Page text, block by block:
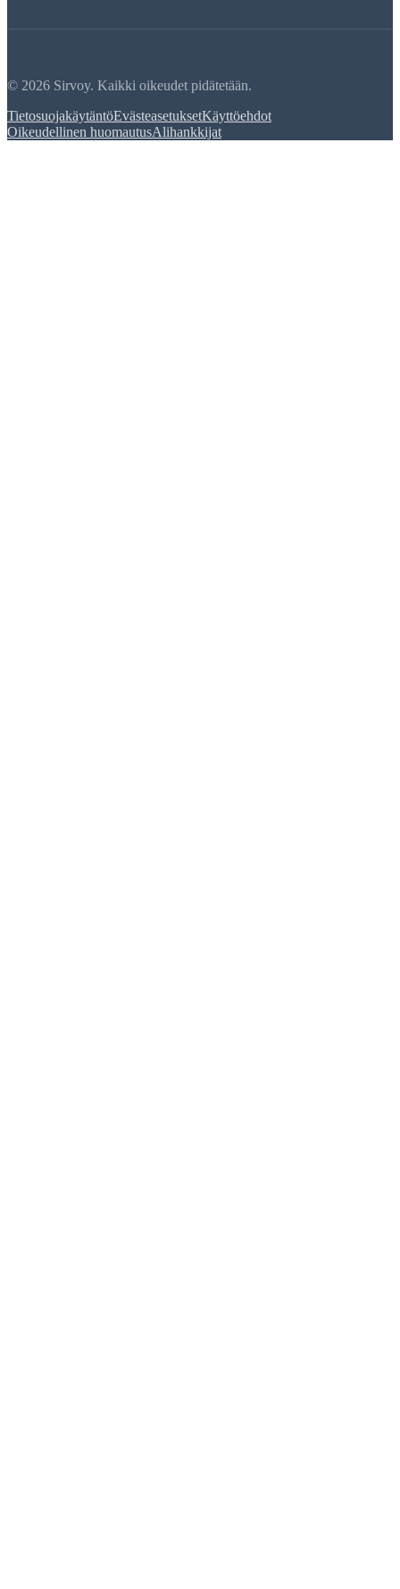
© 2026 Sirvoy. Kaikki oikeudet pidätetään.
TietosuojakäytäntöEvästeasetuksetKäyttöehdot
Oikeudellinen huomautusAlihankkijat